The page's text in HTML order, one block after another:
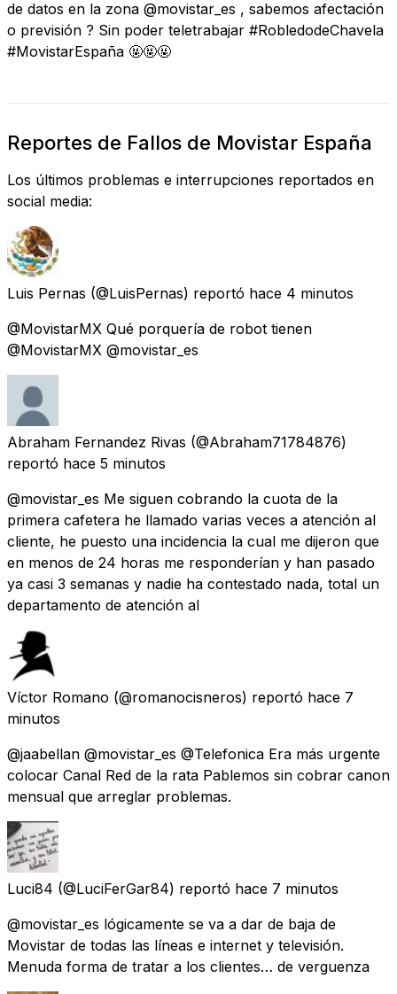
de datos en la zona @movistar_es , sabemos afectación
o previsión ? Sin poder teletrabajar #RobledodeChavela
#MovistarEspaña 🤬🤬🤬
Reportes de Fallos de Movistar España
Los últimos problemas e interrupciones reportados en
social media:
Luis Pernas (@LuisPernas) reportó hace 4 minutos
@MovistarMX Qué porquería de robot tienen
@MovistarMX @movistar_es
Abraham Fernandez Rivas (@Abraham71784876)
reportó hace 5 minutos
@movistar_es Me siguen cobrando la cuota de la
primera cafetera he llamado varias veces a atención al
cliente, he puesto una incidencia la cual me dijeron que
en menos de 24 horas me responderían y han pasado
ya casi 3 semanas y nadie ha contestado nada, total un
departamento de atención al
Víctor Romano (@romanocisneros) reportó hace 7
minutos
@jaabellan @movistar_es @Telefonica Era más urgente
colocar Canal Red de la rata Pablemos sin cobrar canon
mensual que arreglar problemas.
Luci84 (@LuciFerGar84) reportó hace 7 minutos
@movistar_es lógicamente se va a dar de baja de
Movistar de todas las líneas e internet y televisión.
Menuda forma de tratar a los clientes… de verguenza